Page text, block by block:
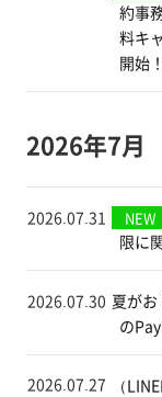
約事
料キ
開始！
2026年7月
2026.07.31 NEW
限に
2026.07.30 夏が
の
2026.07.27
（